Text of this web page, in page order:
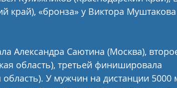
край), «бронза» у Виктора Муштакова
Александра Саютина (Москва),
область), третьей финишировала
У мужчин на дистанции 5000